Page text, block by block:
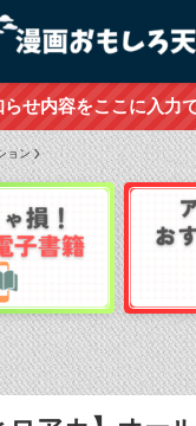
らせ内容をここに入力
ョン